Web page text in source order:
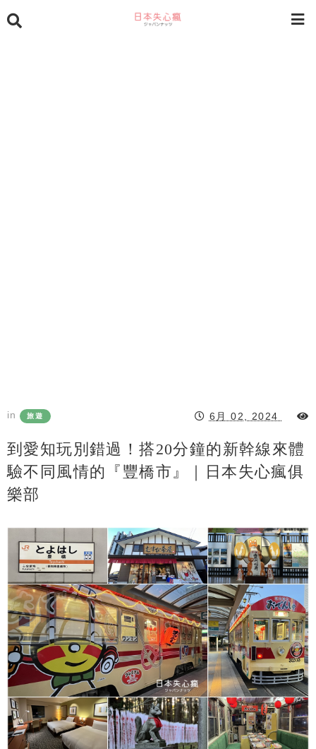
in 旅遊 6月 02, 2024
到愛知玩別錯過！搭20分鐘的新幹線來體
驗不同風情的『豐橋市』｜日本失心瘋俱
樂部